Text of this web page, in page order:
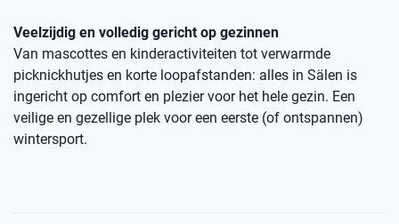
Veelzijdig en volledig gericht op gezinnen
Van mascottes en kinderactiviteiten tot verwarmde
picknickhutjes en korte loopafstanden: alles in Sälen is
ingericht op comfort en plezier voor het hele gezin. Een
veilige en gezellige plek voor een eerste (of ontspannen)
wintersport.